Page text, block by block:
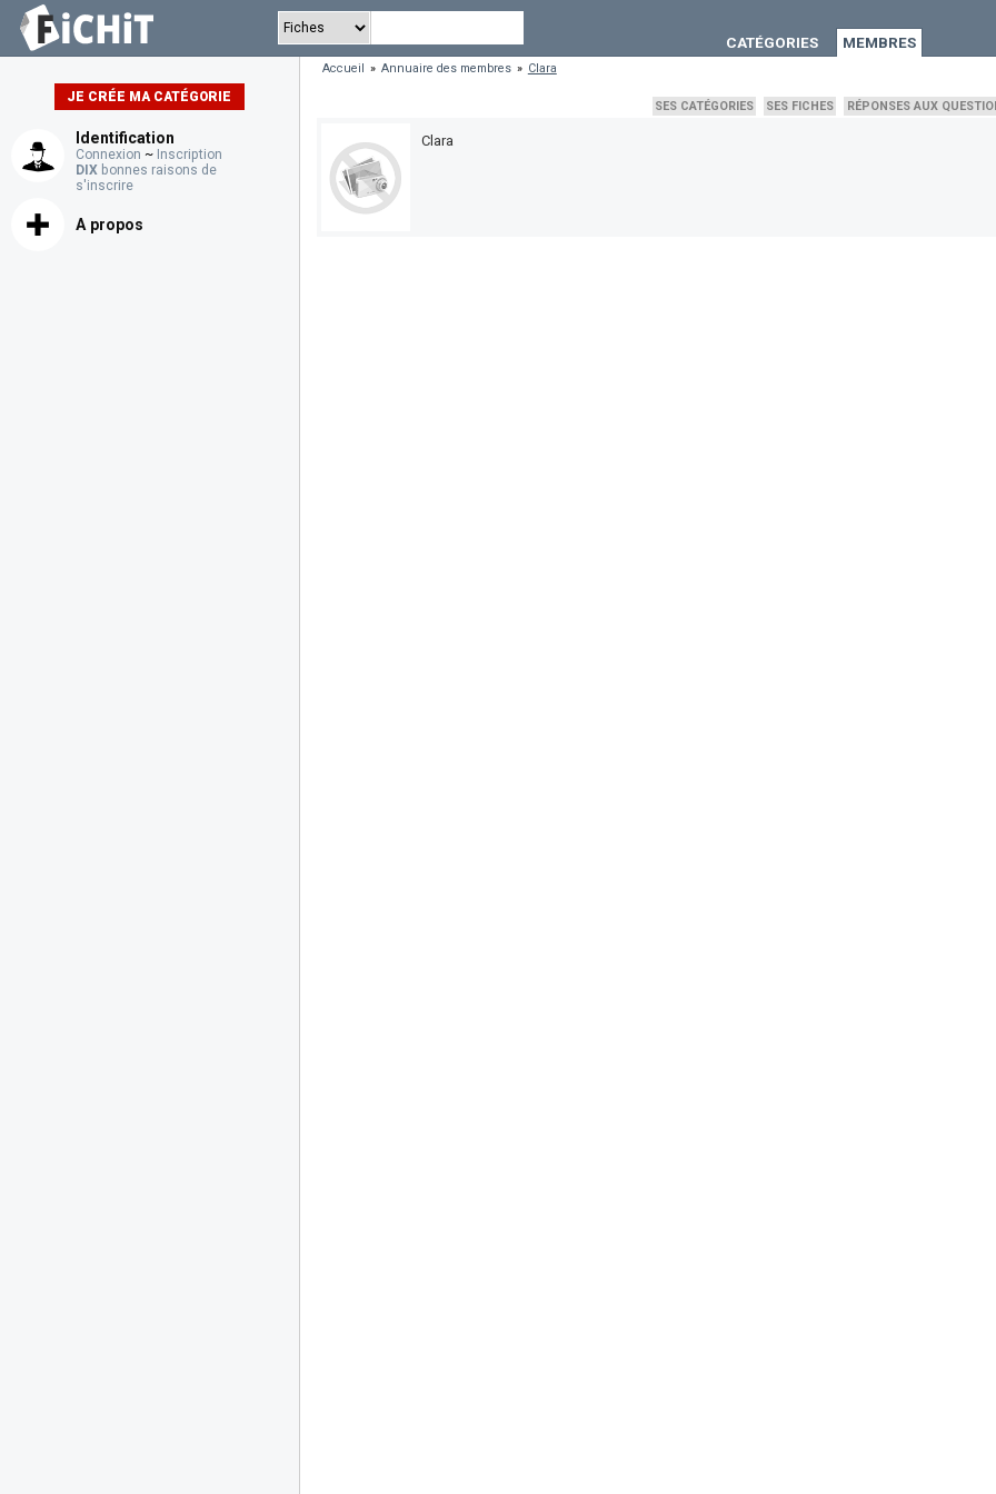
CATÉGORIES MEMBRES
JE CRÉE MA CATÉGORIE
Identification
Connexion ~ Inscription
DIX bonnes raisons de
s'inscrire
A propos
Accueil » Annuaire des membres » Clara
SES CATÉGORIES SES FICHES RÉPONSES AUX
Clara